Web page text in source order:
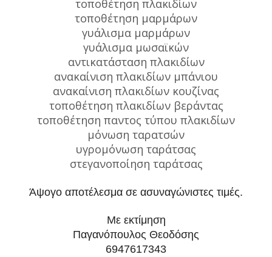
τοποθέτηση πλακιδίων
τοποθέτηση μαρμάρων
γυάλισμα μαρμάρων
γυάλισμα μωσαϊκών
αντικατάσταση πλακιδίων
ανακαίνιση πλακιδίων μπάνιου
ανακαίνιση πλακιδίων κουζίνας
τοποθέτηση πλακιδίων βεράντας
τοποθέτηση παντος τύπου πλακιδίων
μόνωση ταρατσών
υγρομόνωση ταράτσας
στεγανοποίηση ταράτσας
Άψογο αποτέλεσμα σε ασυναγώνιστες τιμές.
Με εκτίμηση
Παγανόπουλος Θεοδόσης
6947617343